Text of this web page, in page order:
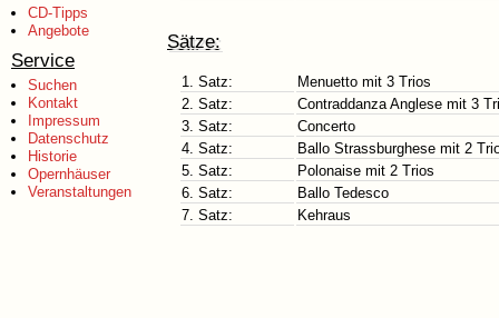
CD-Tipps
Angebote
Service
Suchen
Kontakt
Impressum
Datenschutz
Historie
Opernhäuser
Veranstaltungen
Sätze:
1. Satz:
Menuetto mit 3 Trios
2. Satz:
Contraddanza Anglese mit 3
3. Satz:
Concerto
4. Satz:
Ballo Strassburghese mit 2
5. Satz:
Polonaise mit 2 Trios
6. Satz:
Ballo Tedesco
7. Satz:
Kehraus